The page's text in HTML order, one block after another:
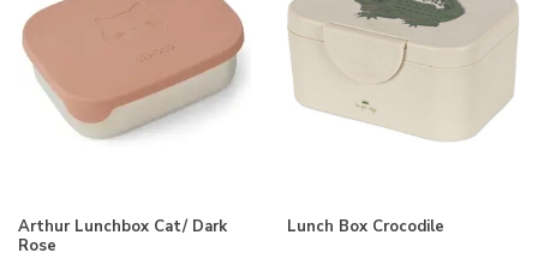
Arthur Lunchbox Cat/ Dark
Rose
Lunch Box Crocodile